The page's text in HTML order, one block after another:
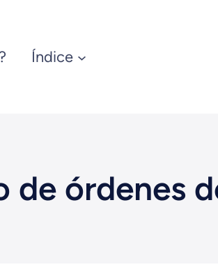
Índice
de órdenes